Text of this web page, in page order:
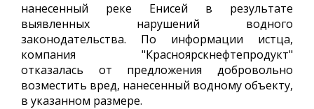
нанесенный реке Енисей в результате
выявленных нарушений водного
законодательства. По информации истца,
компания "Красноярскнефтепродукт"
отказалась от предложения добровольно
возместить вред, нанесенный водному объекту,
в указанном размере.